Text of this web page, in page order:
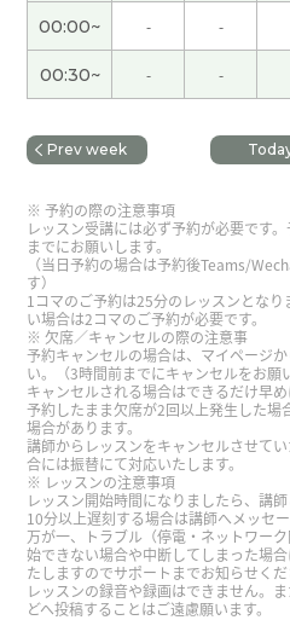
没关系的。久しぶりに親子
とても楽しみですね！爸爸
哦！请慢慢享受旅行吧！
女性 )
我也再看了一次我们单位里
犬。我们的狗都是拉布拉多
害。昨天也找到了很多东
今天谢谢您。我觉得您的教
的，最近的年轻人压力很大
了。下次见！( 女性 )
晶老师，谢谢！正如我之前
事们一起去旅游了，玩了很
候，我能用中文说很多话
然我练习了中国歌。很遗
謝謝老師！( 20代 男性 )
00:00~ - -
00:30~ - -
Prev week
予約の際の注意事項
レッスン受講には必ず予約が必要です
までにお願いします。
（当日予約の場合は予約後Teams/
す）
1コマのご予約は25分のレッスンとな
い場合は2コマのご予約が必要です。
欠席／キャンセルの際の注意事
予約キャンセルの場合は、マイページ
い。（3時間前までにキャンセルをお願
キャンセルされる場合はできるだけ早め
予約したまま欠席が2回以上発生した場
場合があります。
講師からレッスンをキャンセルさせて
合には振替にて対応いたします。
レッスンの注意事項
レッスン開始時間になりましたら、講
10分以上遅刻する場合は講師へメッセ
万が一、トラブル（停電・ネットワー
始できない場合や中断してしまった場
たしますのでサポートまでお知らせくだ
レッスンの録音や録画はできません。
どへ投稿することはご遠慮願います。